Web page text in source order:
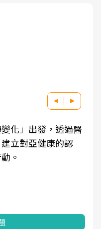
化」出發，透過醫
立對亞健康的認
。